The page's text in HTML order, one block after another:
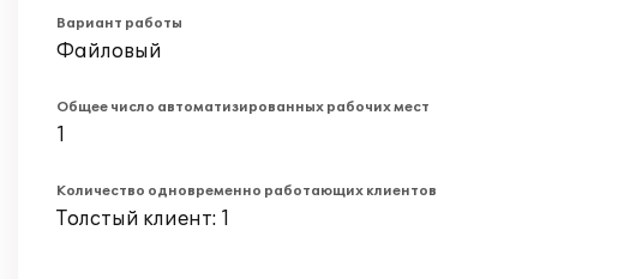
Вариант работы
Файловый
Общее число автоматизированных рабочих мест
1
Количество одновременно работающих клиентов
Толстый клиент: 1